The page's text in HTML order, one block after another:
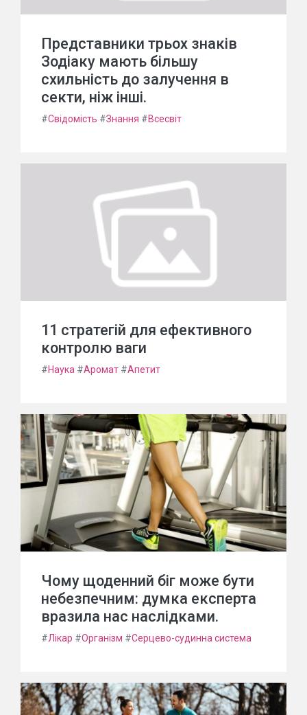
Представники трьох знаків
Зодіаку мають більшу
схильність до залучення в
секти, ніж інші.
#Свідомість #Знання #Всесвіт
11 стратегій для ефективного
контролю ваги
#Наука #Аромат #Апетит
Чому щоденний біг може бути
небезпечним: думка експерта
вразила нас наслідками.
#Лікар #Організм #Серцево-судинна система